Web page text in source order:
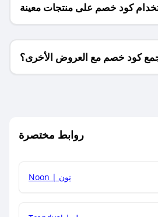
كود خصم على منتجات معينة
فقط؟
كود خصم مع العروض الأخرى؟
روابط مختصرة
Noon | نون